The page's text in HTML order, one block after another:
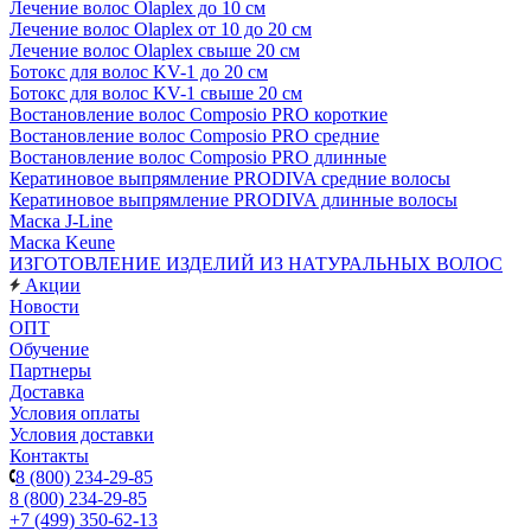
Лечение волос Olapleх до 10 см
Лечение волос Olapleх от 10 до 20 см
Лечение волос Olapleх свыше 20 см
Ботокс для волос KV-1 до 20 см
Ботокс для волос KV-1 свыше 20 см
Востановление волос Composio PRO короткие
Востановление волос Composio PRO средние
Востановление волос Composio PRO длинные
Кератиновое выпрямление PRODIVA средние волосы
Кератиновое выпрямление PRODIVA длинные волосы
Маска J-Line
Маска Keune
ИЗГОТОВЛЕНИЕ ИЗДЕЛИЙ ИЗ НАТУРАЛЬНЫХ ВОЛОС
Акции
Новости
ОПТ
Обучение
Партнеры
Доставка
Условия оплаты
Условия доставки
Контакты
8 (800) 234-29-85
8 (800) 234-29-85
+7 (499) 350-62-13